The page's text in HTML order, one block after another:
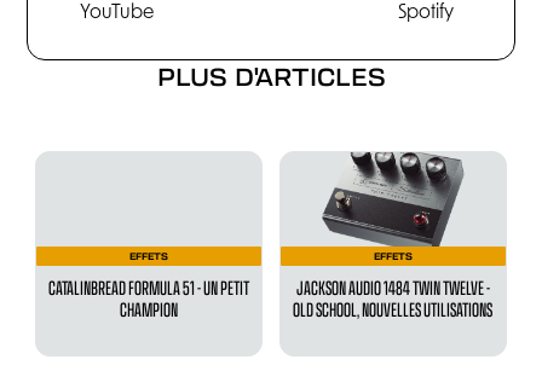
YouTube Spotify
PLUS D'ARTICLES
EFFETS
CATALINBREAD FORMULA 51 - UN PETIT
CHAMPION
EFFETS
JACKSON AUDIO 1484 TWIN TWELVE -
OLD SCHOOL, NOUVELLES UTILISATIONS